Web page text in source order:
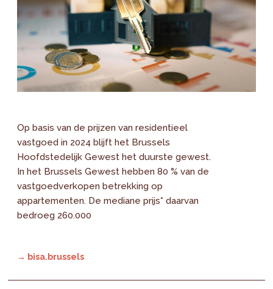
Op basis van de prijzen van residentieel
vastgoed in 2024 blijft het Brussels
Hoofdstedelijk Gewest het duurste gewest.
In het Brussels Gewest hebben 80 % van de
vastgoedverkopen betrekking op
appartementen. De mediane prijs* daarvan
bedroeg 260.000
→ bisa.brussels